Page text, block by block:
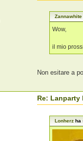
Zannawhite
Wow,
il mio
Non esitare a
Re: Lanparty
Lonherz